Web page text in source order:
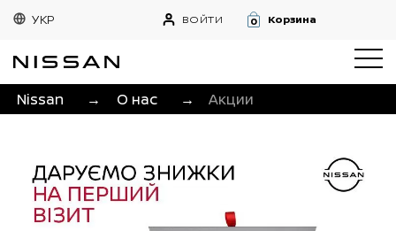
УКР ВОЙТИ 0 Корзина
Nissan → О нас → Акции